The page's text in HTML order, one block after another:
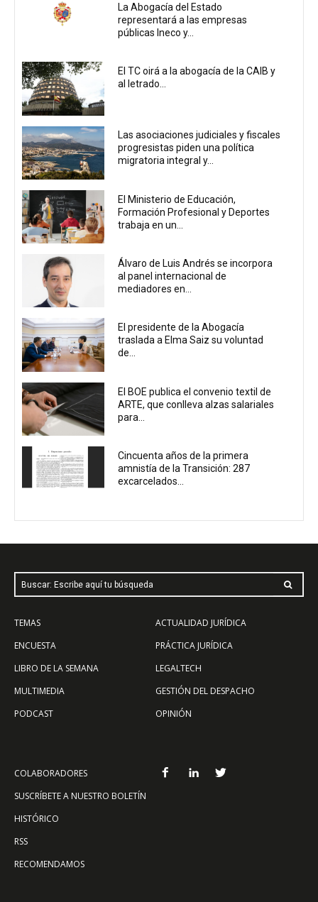
La Abogacía del Estado
representará a las empresas
públicas Ineco y...
El TC oirá a la abogacía de la CAIB y
al letrado...
Las asociaciones judiciales y fiscales
progresistas piden una política
migratoria integral y...
El Ministerio de Educación,
Formación Profesional y Deportes
trabaja en un...
Álvaro de Luis Andrés se incorpora
al panel internacional de
mediadores en...
El presidente de la Abogacía
traslada a Elma Saiz su voluntad
de...
El BOE publica el convenio textil de
ARTE, que conlleva alzas salariales
para...
Cincuenta años de la primera
amnistía de la Transición: 287
excarcelados...
Buscar: Escribe aquí tu búsqueda
TEMAS
ENCUESTA
LIBRO DE LA SEMANA
MULTIMEDIA
PODCAST
ACTUALIDAD JURÍDICA
PRÁCTICA JURÍDICA
LEGALTECH
GESTIÓN DEL DESPACHO
OPINIÓN
COLABORADORES
SUSCRÍBETE A NUESTRO BOLETÍN
HISTÓRICO
RSS
RECOMENDAMOS